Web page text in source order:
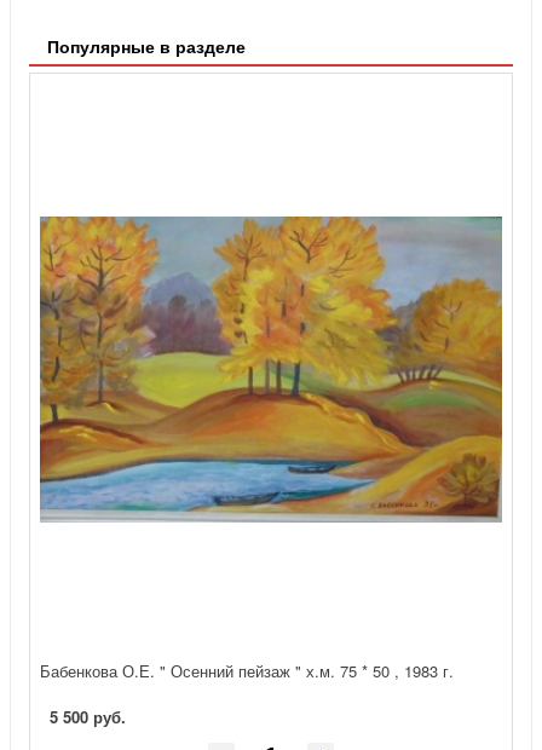
Популярные в разделе
Бабенкова О.Е. " Осенний пейзаж " х.м. 75 * 50 , 1983 г.
5 500 руб.